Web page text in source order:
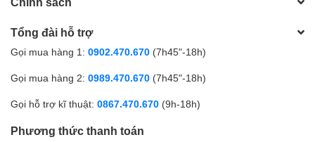
Tổng đài hỗ trợ
Gọi mua hàng 1: 0902.470.670 (7h45"-18h)
Gọi mua hàng 2: 0989.470.670 (7h45"-18h)
Gọi hỗ trợ kĩ thuật: 0867.470.670 (9h-18h)
Phương thức thanh toán